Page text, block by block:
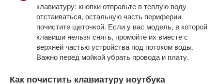
клавиатуру: кнопки отправьте в теплую воду
отстаиваться, остальную часть периферии
почистите щеточкой. Если у вас модель, в которой
клавиши нельзя снять, промойте их вместе с
верхней частью устройства под потоком воды.
Важно перед мойкой убрать провода и плату.
Как почистить клавиатуру ноутбука